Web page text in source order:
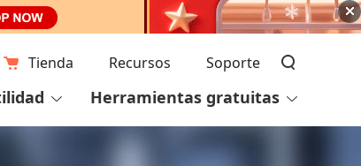
Tienda Recursos Soporte
Herramientas gratuitas